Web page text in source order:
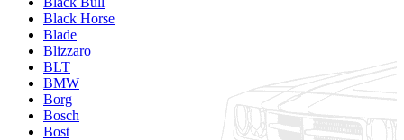
Black Horse
Blade
Blizzaro
BLT
BMW
Borg
Bosch
Bost